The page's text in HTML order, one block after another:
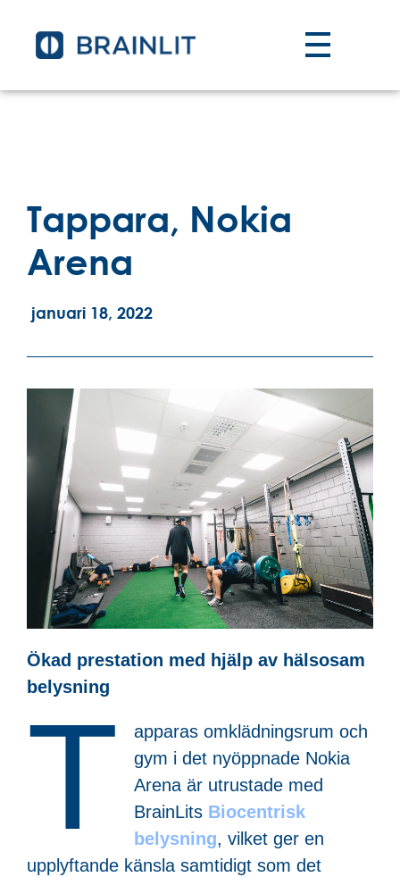
Tappara, Nokia
Arena
januari 18, 2022
Ökad prestation med hjälp av hälsosam
belysning
T
apparas omklädningsrum och
gym i det nyöppnade Nokia
Arena är utrustade med
BrainLits Biocentrisk
belysning, vilket ger en
upplyftande känsla samtidigt som det